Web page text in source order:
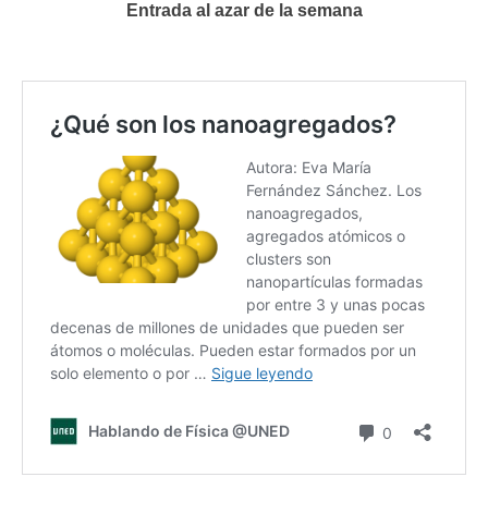
Entrada al azar de la semana